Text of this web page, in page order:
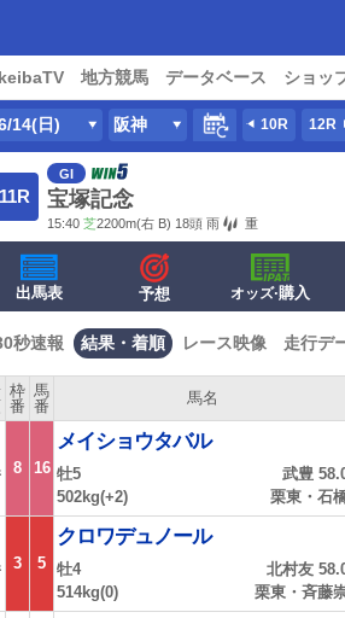
地方競馬 データベース ショッ
14(日) 阪神 10R 12R
11R
GI
宝塚記念
15:40 芝2200m(右 B) 18頭 雨 重
出馬表 予想 オッズ·購入
秒速報 結果・着順 レース映像 走行デ
枠
番
馬
番
馬名
8 16
メイショウタバル
牡5
502kg(+2)
武豊
栗東・石
3 5
クロワデュノール
牡4
514kg(0)
北村友
栗東・斉藤